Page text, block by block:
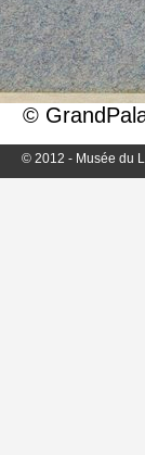
©
© 2012 - Musée du